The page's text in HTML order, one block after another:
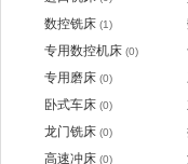
数控铣床 (1)
专用数控机床 (0)
专用磨床 (0)
卧式车床 (0)
龙门铣床 (0)
高速冲床 (0)